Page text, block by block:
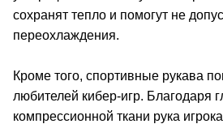
сохранят тепло и помогут не
переохлаждения.
Кроме того, спортивные рукава
любителей кибер-игр. Благодаря
компрессионной ткани рука